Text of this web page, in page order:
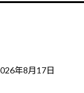
年8月17日